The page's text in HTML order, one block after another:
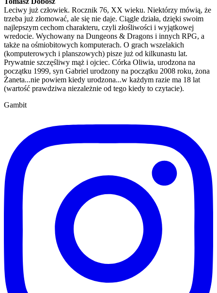
Leciwy już człowiek. Rocznik 76, XX wieku. Niektórzy mówią, że
trzeba już złomować, ale się nie daje. Ciągle działa, dzięki swoim
najlepszym cechom charakteru, czyli złośliwości i wyjątkowej
wredocie. Wychowany na Dungeons & Dragons i innych RPG, a
także na ośmiobitowych komputerach. O grach wszelakich
(komputerowych i planszowych) pisze już od kilkunastu lat.
Prywatnie szczęśliwy mąż i ojciec. Córka Oliwia, urodzona na
początku 1999, syn Gabriel urodzony na początku 2008 roku, żona
Żaneta...nie powiem kiedy urodzona...w każdym razie ma 18 lat
(wartość prawdziwa niezależnie od tego kiedy to czytacie).
Gambit